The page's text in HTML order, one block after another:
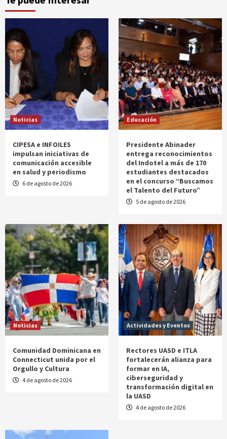
Noticias
CIPESA e INFOILES
impulsan iniciativas de
comunicación accesible
en salud y periodismo
6 de agosto de 2026
Educación
Presidente Abinader
entrega reconocimientos
del Indotel a más de 170
estudiantes destacados
en el concurso “Buscamos
el Talento del Futuro”
5 de agosto de 2026
Noticias
Comunidad Dominicana en
Connecticut unida por el
Orgullo y Cultura
4 de agosto de 2026
Actividades y Eventos
Rectores UASD e ITLA
fortalecerán alianza para
formar en IA,
ciberseguridad y
transformación digital en
la UASD
4 de agosto de 2026